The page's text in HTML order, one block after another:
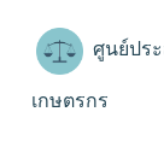
ศูนย์ปร
เกษตรกร